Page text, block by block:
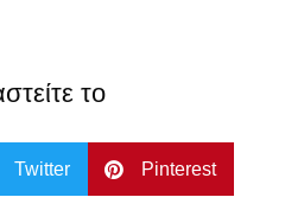
το
Twitter Pinterest